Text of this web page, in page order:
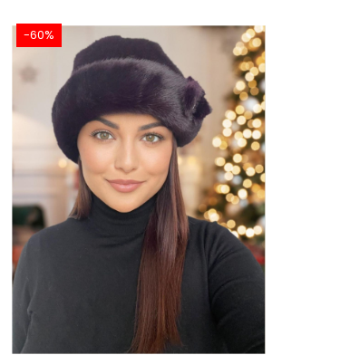
-60%